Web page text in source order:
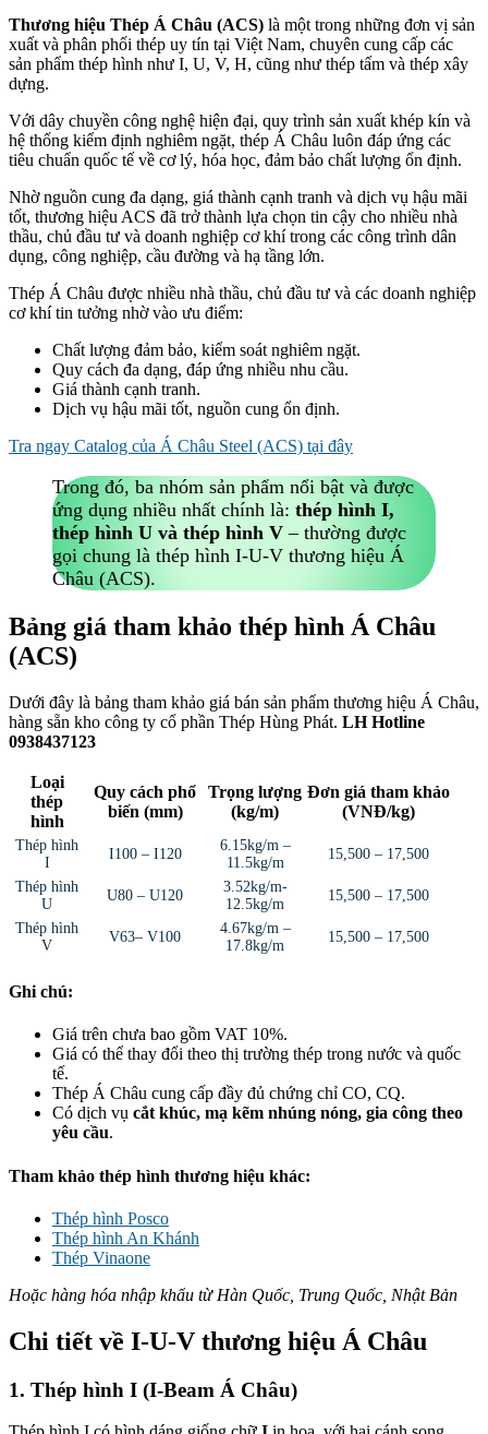
Thương hiệu Thép Á Châu (ACS) là một trong những đơn vị sản
xuất và phân phối thép uy tín tại Việt Nam, chuyên cung cấp các
sản phẩm thép hình như I, U, V, H, cũng như thép tấm và thép xây
dựng.
Với dây chuyền công nghệ hiện đại, quy trình sản xuất khép kín và
hệ thống kiểm định nghiêm ngặt, thép Á Châu luôn đáp ứng các
tiêu chuẩn quốc tế về cơ lý, hóa học, đảm bảo chất lượng ổn định.
Nhờ nguồn cung đa dạng, giá thành cạnh tranh và dịch vụ hậu mãi
tốt, thương hiệu ACS đã trở thành lựa chọn tin cậy cho nhiều nhà
thầu, chủ đầu tư và doanh nghiệp cơ khí trong các công trình dân
dụng, công nghiệp, cầu đường và hạ tầng lớn.
Thép Á Châu được nhiều nhà thầu, chủ đầu tư và các doanh nghiệp
cơ khí tin tưởng nhờ vào ưu điểm:
Chất lượng đảm bảo, kiểm soát nghiêm ngặt.
Quy cách đa dạng, đáp ứng nhiều nhu cầu.
Giá thành cạnh tranh.
Dịch vụ hậu mãi tốt, nguồn cung ổn định.
Tra ngay Catalog của Á Châu Steel (ACS) tại đây
Trong đó, ba nhóm sản phẩm nổi bật và được
ứng dụng nhiều nhất chính là: thép hình I,
thép hình U và thép hình V – thường được
gọi chung là thép hình I-U-V thương hiệu Á
Châu (ACS).
Bảng giá tham khảo thép hình Á Châu
(ACS)
Dưới đây là bảng tham khảo giá bán sản phẩm thương hiệu Á Châu,
hàng sẵn kho công ty cổ phần Thép Hùng Phát. LH Hotline
0938437123
Loại
thép
hình
Quy cách phổ
biến (mm)
Trọng lượng
(kg/m)
Đơn giá tham khảo
(VNĐ/kg)
Thép hình
I
I100 – I120
6.15kg/m –
11.5kg/m
15,500 – 17,500
Thép hình
U
U80 – U120
3.52kg/m-
12.5kg/m
15,500 – 17,500
Thép hình
V
V63– V100
4.67kg/m –
17.8kg/m
15,500 – 17,500
Ghi chú:
Giá trên chưa bao gồm VAT 10%.
Giá có thể thay đổi theo thị trường thép trong nước và quốc
tế.
Thép Á Châu cung cấp đầy đủ chứng chỉ CO, CQ.
Có dịch vụ cắt khúc, mạ kẽm nhúng nóng, gia công theo
yêu cầu.
Tham khảo thép hình thương hiệu khác:
Thép hình Posco
Thép hình An Khánh
Thép Vinaone
Hoặc hàng hóa nhập khẩu từ Hàn Quốc, Trung Quốc, Nhật Bản
Chi tiết về I-U-V thương hiệu Á Châu
1. Thép hình I (I-Beam Á Châu)